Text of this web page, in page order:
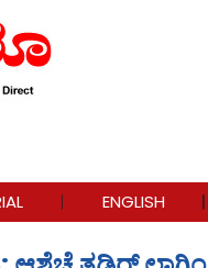
ENGLISH